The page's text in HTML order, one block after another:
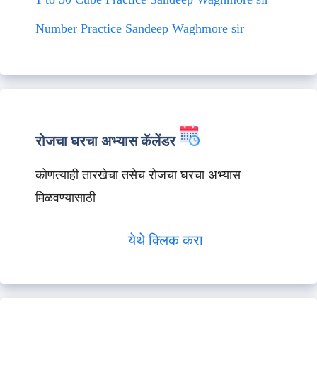
Number Practice Sandeep Waghmore sir
रोजचा घरचा अभ्यास कॅलेंडर
कोणत्याही तारखेचा तसेच रोजचा घरचा अभ्यास
मिळवण्यासाठी
येथे क्लिक करा